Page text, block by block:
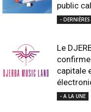
public
-
Le
capitale
- A LA UNE